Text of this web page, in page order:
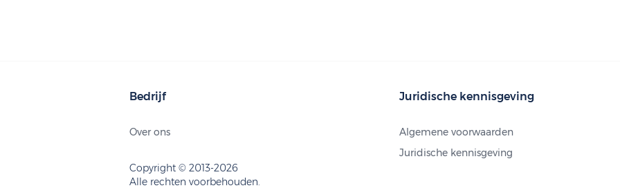
Bedrijf
Over ons
Copyright © 2013-2026
Alle rechten voorbehouden.
Juridische kennisgeving
Algemene voorwaarden
Juridische kennisgeving